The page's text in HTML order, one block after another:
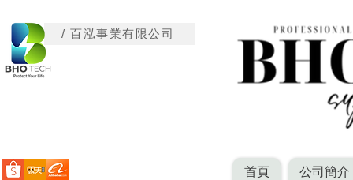
/ 百泓事業有限公司
首頁 公司簡介